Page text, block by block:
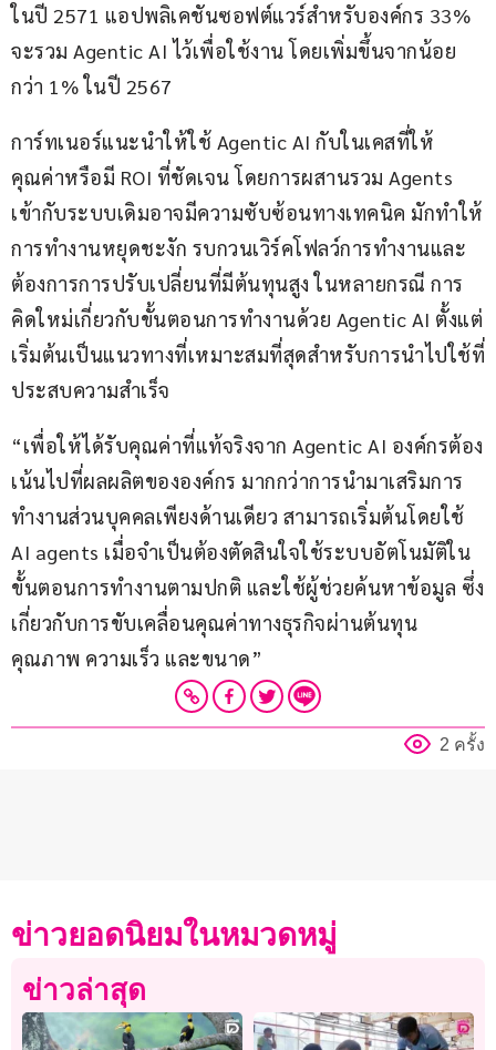
ในปี 2571 แอปพลิเคชันซอฟต์แวร์สำหรับองค์กร 33%
จะรวม Agentic AI ไว้เพื่อใช้งาน โดยเพิ่มขึ้นจากน้อย
กว่า 1% ในปี 2567
การ์ทเนอร์แนะนำให้ใช้ Agentic AI กับในเคสที่ให้
คุณค่าหรือมี ROI ที่ชัดเจน โดยการผสานรวม Agents
เข้ากับระบบเดิมอาจมีความซับซ้อนทางเทคนิค มักทำให้
การทำงานหยุดชะงัก รบกวนเวิร์คโฟลว์การทำงานและ
ต้องการการปรับเปลี่ยนที่มีต้นทุนสูง ในหลายกรณี การ
คิดใหม่เกี่ยวกับขั้นตอนการทำงานด้วย Agentic AI ตั้งแต่
เริ่มต้นเป็นแนวทางที่เหมาะสมที่สุดสำหรับการนำไปใช้ที่
ประสบความสำเร็จ
“เพื่อให้ได้รับคุณค่าที่แท้จริงจาก Agentic AI องค์กรต้อง
เน้นไปที่ผลผลิตขององค์กร มากกว่าการนำมาเสริมการ
ทำงานส่วนบุคคลเพียงด้านเดียว สามารถเริ่มต้นโดยใช้
AI agents เมื่อจำเป็นต้องตัดสินใจใช้ระบบอัตโนมัติใน
ขั้นตอนการทำงานตามปกติ และใช้ผู้ช่วยค้นหาข้อมูล ซึ่ง
เกี่ยวกับการขับเคลื่อนคุณค่าทางธุรกิจผ่านต้นทุน
คุณภาพ ความเร็ว และขนาด”
2 ครั้ง
ข่าวยอดนิยมในหมวดหมู่
ข่าวล่าสุด